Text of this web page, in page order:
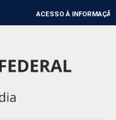
ACESSO À INFORMAÇÃO